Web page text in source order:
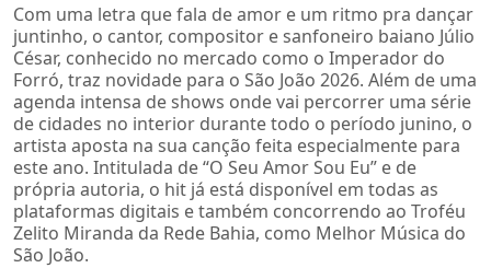
Com uma letra que fala de amor e um ritmo pra dançar
juntinho, o cantor, compositor e sanfoneiro baiano Júlio
César, conhecido no mercado como o Imperador do
Forró, traz novidade para o São João 2026. Além de uma
agenda intensa de shows onde vai percorrer uma série
de cidades no interior durante todo o período junino, o
artista aposta na sua canção feita especialmente para
este ano. Intitulada de “O Seu Amor Sou Eu” e de
própria autoria, o hit já está disponível em todas as
plataformas digitais e também concorrendo ao Troféu
Zelito Miranda da Rede Bahia, como Melhor Música do
São João.